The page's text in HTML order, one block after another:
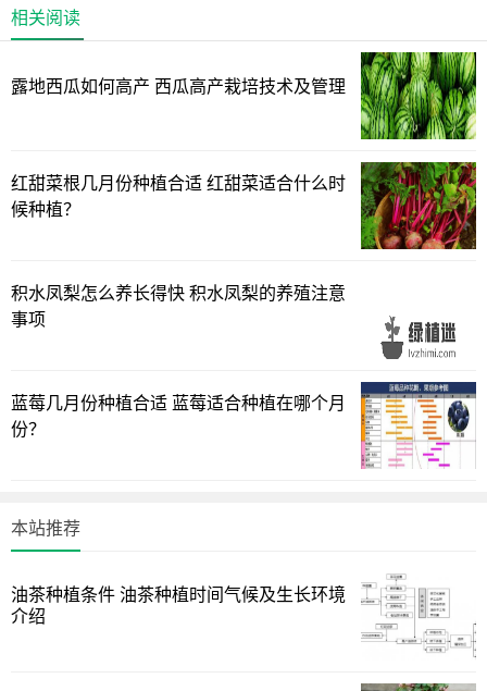
晒，最后整细过筛便可上盆备用。
栽培时，盆底还要放一层基肥，如发酵腐熟的、用少量培
养土拌和的禽类干粪。
万年青叶片肥厚，常年翠绿，需肥量大，在生季节每半月
必须施一次腐熟的菜子饼、
后，可用1：6，1：8的比例，每7—10天追施一次。
花芽分化前在追肥中适当加入O.5％的硫酸铵或过磷酸钙，
开花前停止施肥，挂果以后需要大量的养分，要薄肥勤
相关阅读
露地西瓜如何高产 西瓜高产栽培技术及管理
红甜菜根几月份种植合适 红甜菜适合什么时
候种植？
积水凤梨怎么养长得快 积水凤梨的养殖注意
事项
蓝莓几月份种植合适 蓝莓适合种植在哪个月
份？
本站推荐
油茶种植条件 油茶种植时间气候及生长环境
介绍